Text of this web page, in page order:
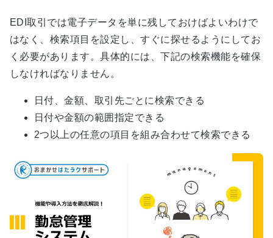
EDI取引では電子データを単に残しておけばよいわけで
はなく、検索項目を設定し、すぐに探せるようにしてお
く必要があります。具体的には、下記の検索機能を確保
しなければなりません。
日付、金額、取引先ごとに検索できる
日付や金額の範囲指定できる
2つ以上の任意の項目を組み合わせて検索できる